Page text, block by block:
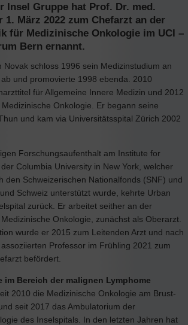
Insel Gruppe hat Prof. Dr. med.
1. März 2022 zum Chefarzt an der
für Medizinische Onkologie im UCI –
Bern ernannt.
Novak schloss 1996 sein Medizinstudium an
und promovierte 1998 ebenda. 2010
für Allgemeine Innere Medizin und 2012
Onkologie. Er begann seine
und kam via Universitätsspital Zürich 2002
Forschungsaufenthalt am Institute for
Columbia University in New York, welcher
den Schweizerischen Nationalfonds (SNF) und
Schweiz unterstützt wurde, kehrte Urban
zurück. Er arbeitet seither an der
Onkologie, zunächst als Oberarzt.
wurde er 2015 zum Leitenden Arzt und nach
Professor im Frühling 2021 zum
befördert.
im Bereich der malignen Lymphome
2010 die Medizinische Onkologie am Brust-
seit 2017 das Ambulatorium der
des Inselspitals. In den letzten Jahren hat